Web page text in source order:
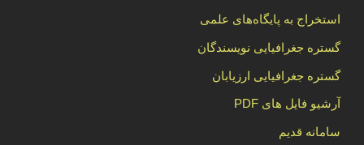
استخراج به پایگاه‌های علمی
گستره جغرافیایی نویسندگان
گستره جغرافیایی ارزیابان
آرشیو فایل های PDF
سامانه قدیم